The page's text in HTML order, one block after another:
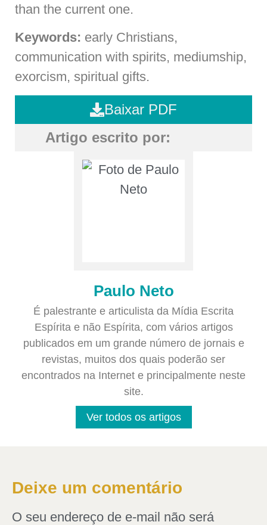
than the current one.
Keywords: early Christians,
communication with spirits, mediumship,
exorcism, spiritual gifts.
Baixar PDF
Artigo escrito por:
Paulo Neto
É palestrante e articulista da Mídia Escrita
Espírita e não Espírita, com vários artigos
publicados em um grande número de jornais e
revistas, muitos dos quais poderão ser
encontrados na Internet e principalmente neste
site.
Ver todos os artigos
Deixe um comentário
O seu endereço de e-mail não será